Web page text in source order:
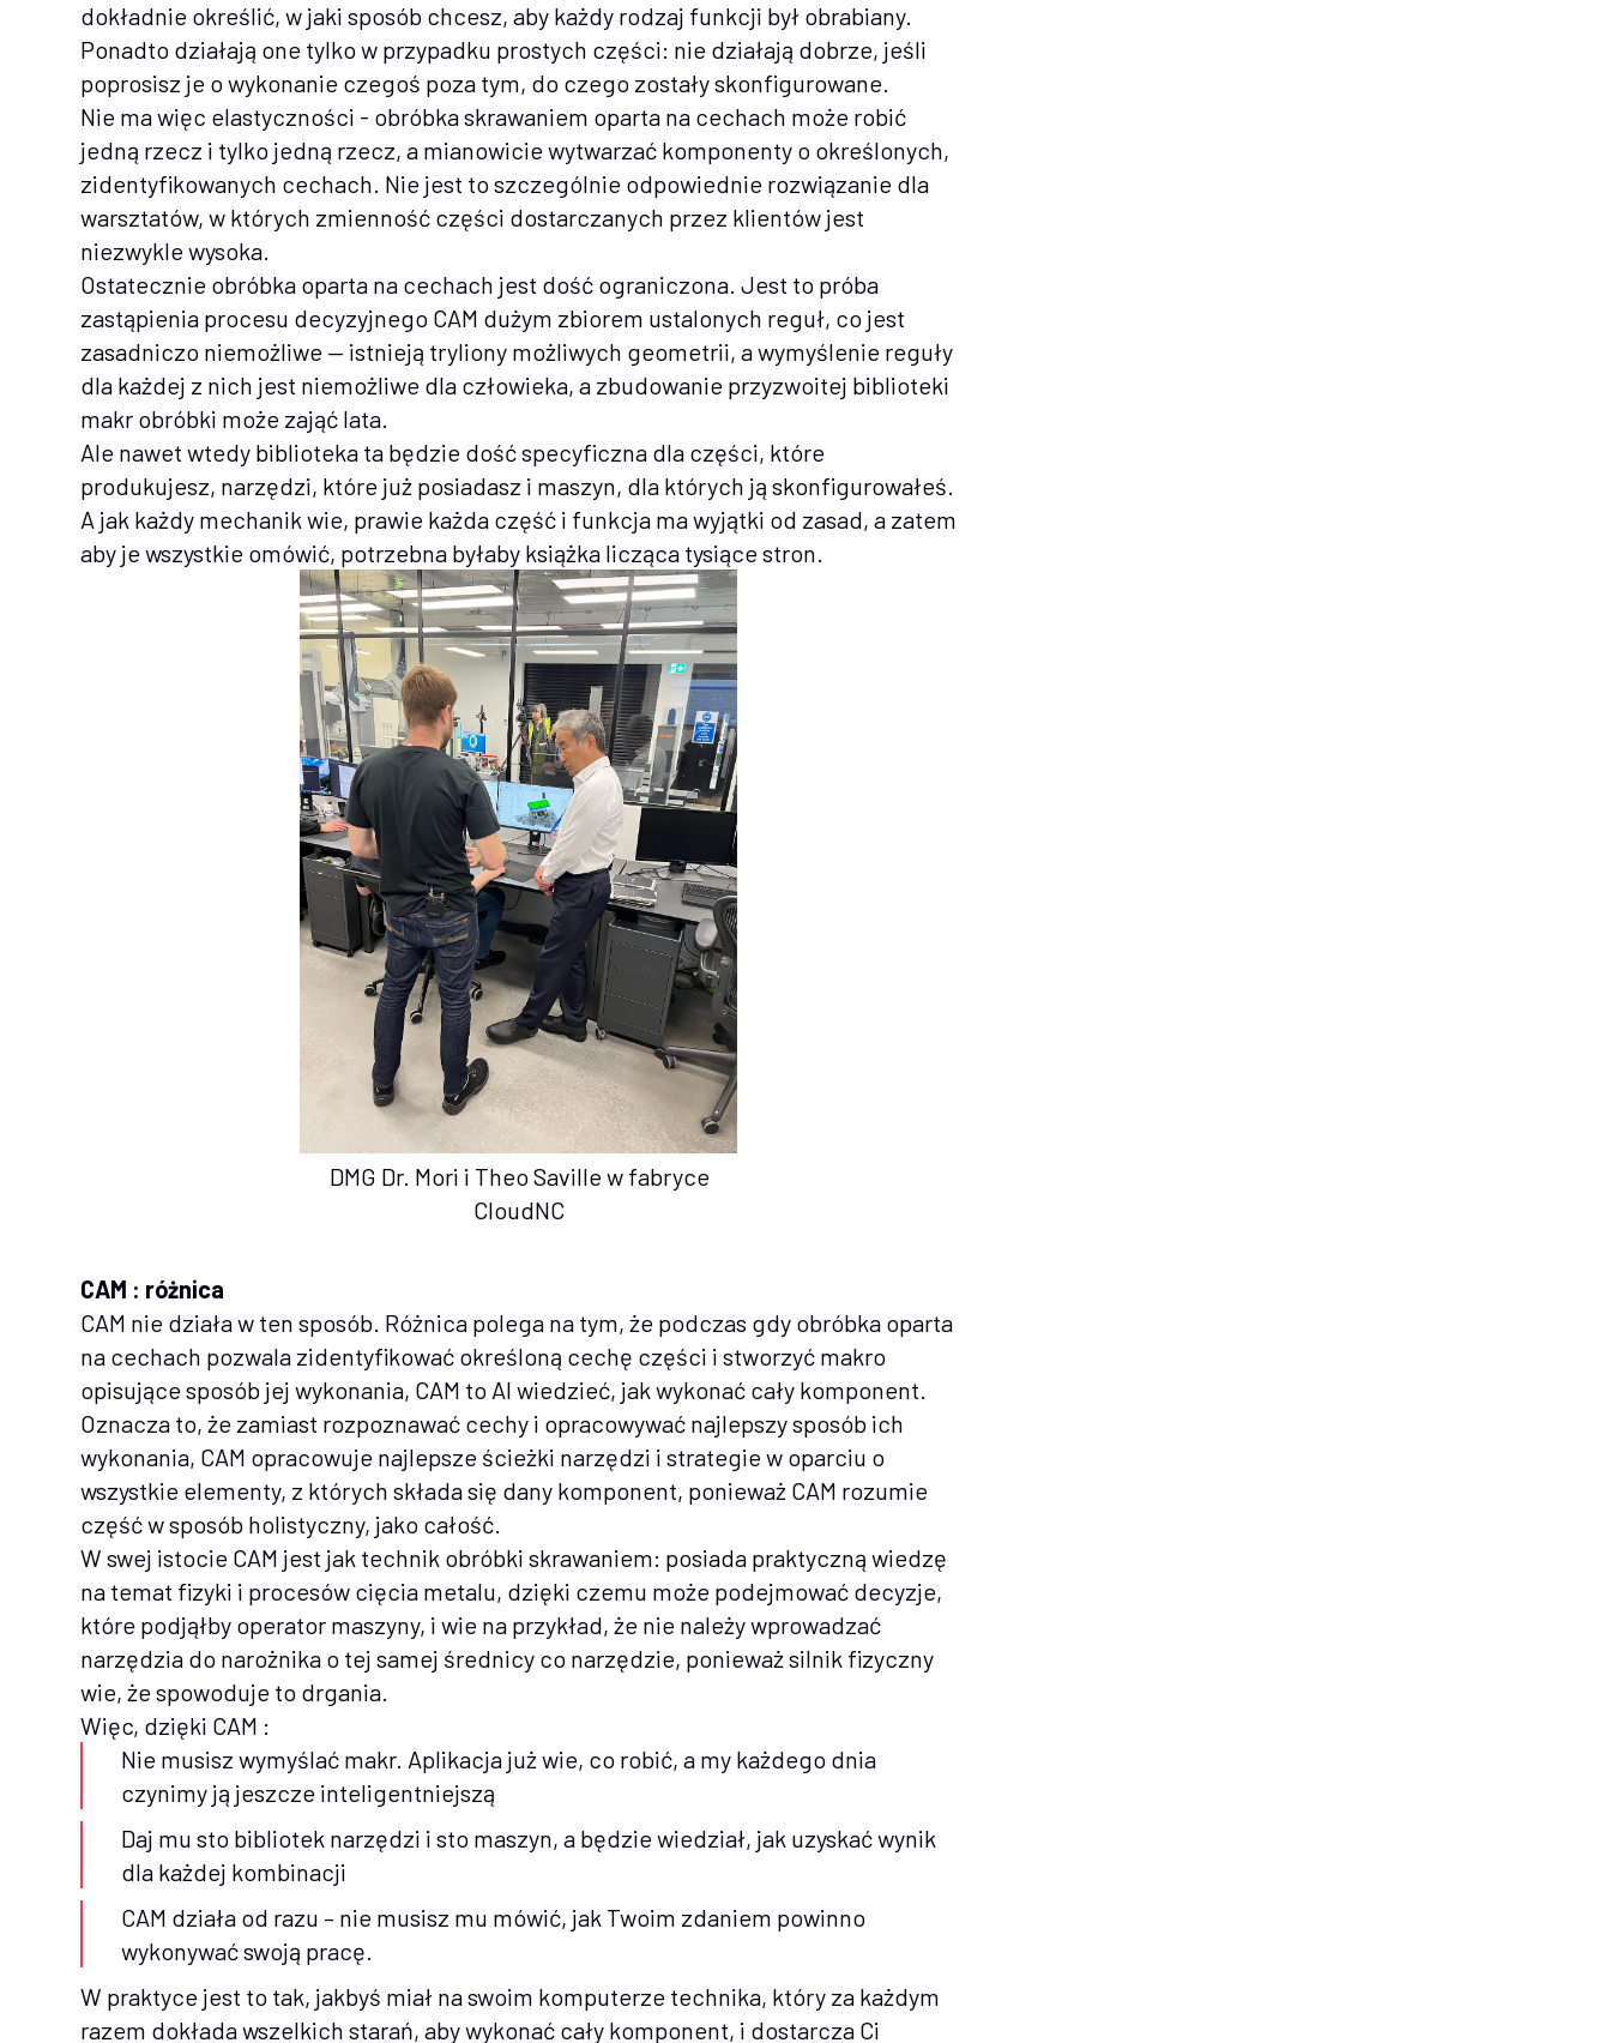
dokładnie określić, w jaki sposób chcesz, aby każdy rodzaj funkcji był obrabiany.
Ponadto działają one tylko w przypadku prostych części: nie działają dobrze, jeśli
poprosisz je o wykonanie czegoś poza tym, do czego zostały skonfigurowane.
Nie ma więc elastyczności - obróbka skrawaniem oparta na cechach może robić
jedną rzecz i tylko jedną rzecz, a mianowicie wytwarzać komponenty o określonych,
zidentyfikowanych cechach. Nie jest to szczególnie odpowiednie rozwiązanie dla
warsztatów, w których zmienność części dostarczanych przez klientów jest
niezwykle wysoka.
Ostatecznie obróbka oparta na cechach jest dość ograniczona. Jest to próba
zastąpienia procesu decyzyjnego CAM dużym zbiorem ustalonych reguł, co jest
zasadniczo niemożliwe — istnieją tryliony możliwych geometrii, a wymyślenie reguły
dla każdej z nich jest niemożliwe dla człowieka, a zbudowanie przyzwoitej biblioteki
makr obróbki może zająć lata.
Ale nawet wtedy biblioteka ta będzie dość specyficzna dla części, które
produkujesz, narzędzi, które już posiadasz i maszyn, dla których ją skonfigurowałeś.
A jak każdy mechanik wie, prawie każda część i funkcja ma wyjątki od zasad, a zatem
aby je wszystkie omówić, potrzebna byłaby książka licząca tysiące stron.
DMG Dr. Mori i Theo Saville w fabryce
CloudNC
CAM : różnica
CAM nie działa w ten sposób. Różnica polega na tym, że podczas gdy obróbka oparta
na cechach pozwala zidentyfikować określoną cechę części i stworzyć makro
opisujące sposób jej wykonania, CAM to AI wiedzieć, jak wykonać cały komponent.
Oznacza to, że zamiast rozpoznawać cechy i opracowywać najlepszy sposób ich
wykonania, CAM opracowuje najlepsze ścieżki narzędzi i strategie w oparciu o
wszystkie elementy, z których składa się dany komponent, ponieważ CAM rozumie
część w sposób holistyczny, jako całość.
W swej istocie CAM jest jak technik obróbki skrawaniem: posiada praktyczną wiedzę
na temat fizyki i procesów cięcia metalu, dzięki czemu może podejmować decyzje,
które podjąłby operator maszyny, i wie na przykład, że nie należy wprowadzać
narzędzia do narożnika o tej samej średnicy co narzędzie, ponieważ silnik fizyczny
wie, że spowoduje to drgania.
Więc, dzięki CAM :
Nie musisz wymyślać makr. Aplikacja już wie, co robić, a my każdego dnia
czynimy ją jeszcze inteligentniejszą
Daj mu sto bibliotek narzędzi i sto maszyn, a będzie wiedział, jak uzyskać wynik
dla każdej kombinacji
CAM działa od razu – nie musisz mu mówić, jak Twoim zdaniem powinno
wykonywać swoją pracę.
W praktyce jest to tak, jakbyś miał na swoim komputerze technika, który za każdym
razem dokłada wszelkich starań, aby wykonać cały komponent, i dostarcza Ci